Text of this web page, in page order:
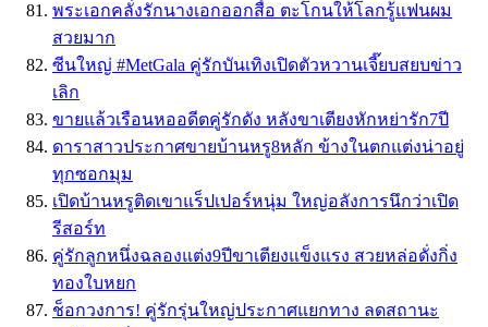
พระเอกคลั่งรักนางเอกออกสื่อ ตะโกนให้โลกรู้แฟนผม
สวยมาก
ซีนใหญ่ #MetGala คู่รักบันเทิงเปิดตัวหวานเจี๊ยบสยบข่าว
เลิก
ขายแล้วเรือนหออดีตคู่รักดัง หลังขาเตียงหักหย่ารัก7ปี
ดาราสาวประกาศขายบ้านหรู8หลัก ข้างในตกแต่งน่าอยู่
ทุกซอกมุม
เปิดบ้านหรูติดเขาแร็ปเปอร์หนุ่ม ใหญ่อลังการนึกว่าเปิด
รีสอร์ท
คู่รักลูกหนึ่งฉลองแต่ง9ปีขาเตียงแข็งแรง สวยหล่อดั่งกิ่ง
ทองใบหยก
ช็อกวงการ! คู่รักรุ่นใหญ่ประกาศแยกทาง ลดสถานะ